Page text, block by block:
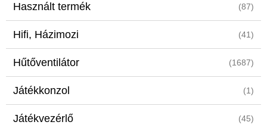
Használt termék (87)
Hifi, Házimozi (41)
Hűtőventilátor (1687)
Játékkonzol (1)
Játékvezérlő (45)